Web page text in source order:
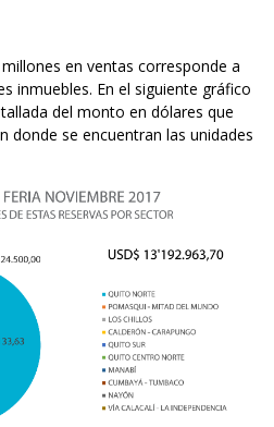
en ventas corresponde a
inmuebles. En el siguiente gráfico
del monto en dólares que
donde se encuentran las unidades